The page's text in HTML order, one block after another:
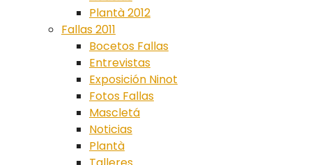
Plantà 2012
Fallas 2011
Bocetos Fallas
Entrevistas
Exposición Ninot
Fotos Fallas
Mascletá
Noticias
Plantà